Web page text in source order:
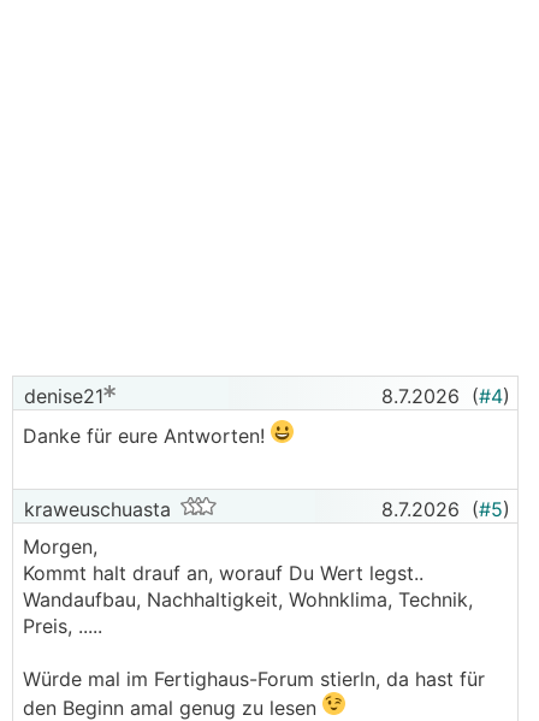
denise21 8.7.2026 (#4)
Danke für eure Antworten!
kraweuschuasta 8.7.2026 (#5)
Morgen,
Kommt halt drauf an, worauf Du Wert legst..
Wandaufbau, Nachhaltigkeit, Wohnklima, Technik,
Preis, .....
Würde mal im Fertighaus-Forum stierln, da hast für
den Beginn amal genug zu lesen